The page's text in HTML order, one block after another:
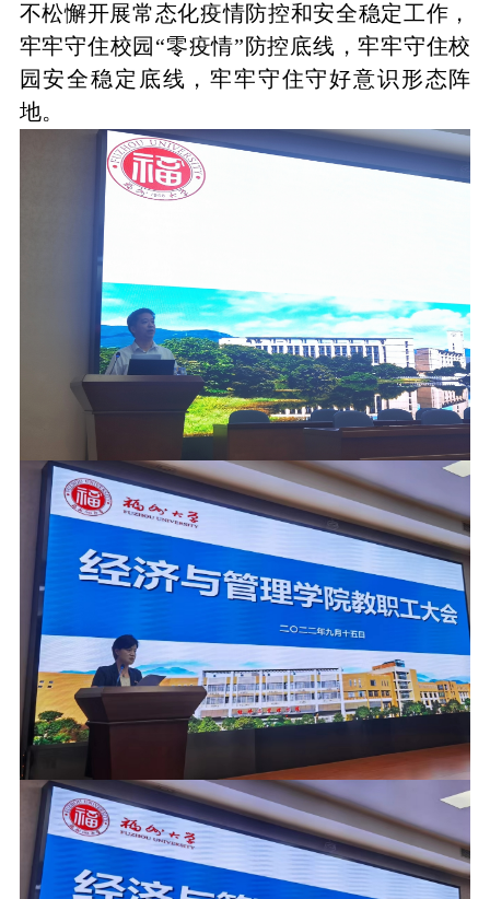
不松懈开展常态化疫情防控和安全稳定工作，
牢牢守住校园 “零疫情”防控底线，牢牢守住校
园安全稳定底线，牢牢守住守好意识形态阵
地。